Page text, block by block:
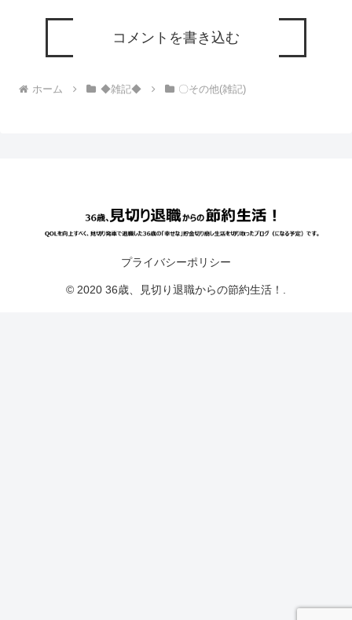
コメントを書き込む
ホーム ◆雑記◆ 〇その他(雑記)
プライバシーポリシー
© 2020 36歳、見切り退職からの節約生活！.